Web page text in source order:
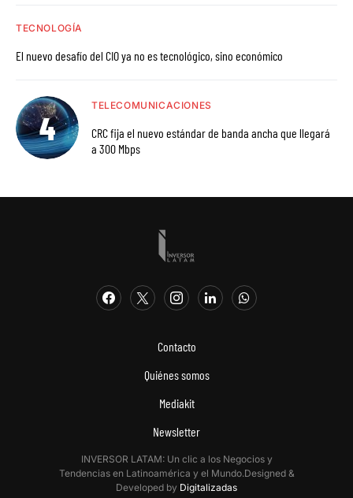
TECNOLOGÍA
El nuevo desafío del CIO ya no es tecnológico, sino económico
TELECOMUNICACIONES
CRC fija el nuevo estándar de banda ancha que llegará
a 300 Mbps
Contacto
Quiénes somos
Mediakit
Newsletter
INVERSOR LATAM: Un clic a los Negocios y
Tendencias en Latinoamérica y el Mundo.Designed &
Developed by Digitalizadas